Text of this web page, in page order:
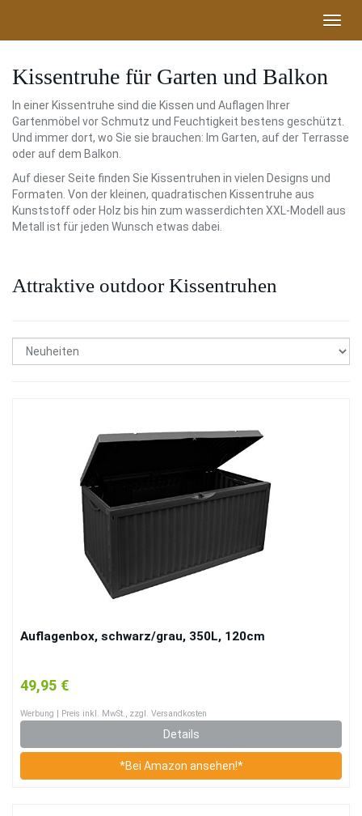
main
Kissentruhe für Garten und Balkon
In einer Kissentruhe sind die Kissen und Auflagen Ihrer
Gartenmöbel vor Schmutz und Feuchtigkeit bestens geschützt.
Und immer dort, wo Sie sie brauchen: Im Garten, auf der Terrasse
oder auf dem Balkon.
Auf dieser Seite finden Sie Kissentruhen in vielen Designs und
Formaten. Von der kleinen, quadratischen Kissentruhe aus
Kunststoff oder Holz bis hin zum wasserdichten XXL-Modell aus
Metall ist für jeden Wunsch etwas dabei.
Attraktive outdoor Kissentruhen
Auflagenbox, schwarz/grau, 350L, 120cm
49,95 €
Werbung | Preis inkl. MwSt., zzgl. Versandkosten
Details
*Bei Amazon ansehen!*